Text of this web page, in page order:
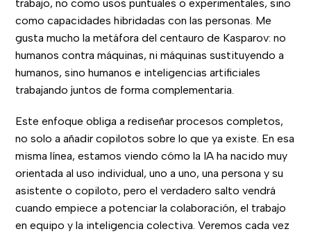
trabajo, no como usos puntuales o experimentales, sino
como capacidades hibridadas con las personas. Me
gusta mucho la metáfora del centauro de Kasparov: no
humanos contra máquinas, ni máquinas sustituyendo a
humanos, sino humanos e inteligencias artificiales
trabajando juntos de forma complementaria.
Este enfoque obliga a rediseñar procesos completos,
no solo a añadir copilotos sobre lo que ya existe. En esa
misma línea, estamos viendo cómo la IA ha nacido muy
orientada al uso individual, uno a uno, una persona y su
asistente o copiloto, pero el verdadero salto vendrá
cuando empiece a potenciar la colaboración, el trabajo
en equipo y la inteligencia colectiva. Veremos cada vez